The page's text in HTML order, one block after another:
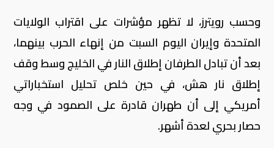
وحسب رويترز، لا تظهر مؤشرات على اقتراب الولايات
المتحدة وإيران اليوم ​السبت من إنهاء الحرب بينهما،
بعد أن تبادل الطرفان إطلاق النار في الخليج وسط وقف
إطلاق نار هش، في حين خلص تحليل استخباراتي
أمريكي ‌إلى أن طهران قادرة على الصمود في وجه
حصار بحري لعدة أشهر.